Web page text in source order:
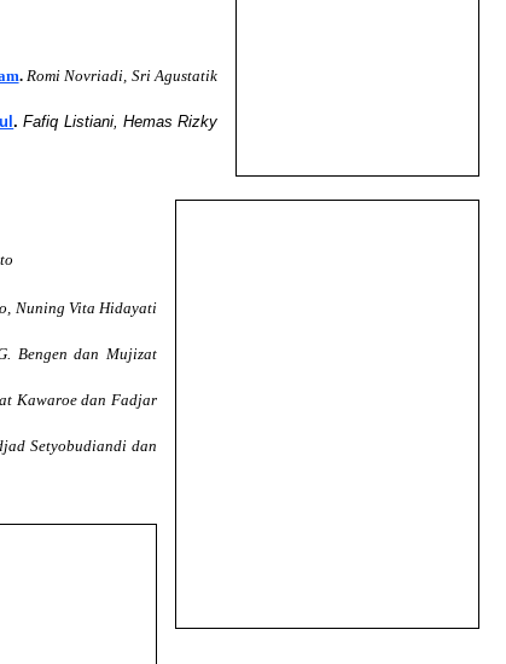
. Romi Novriadi, Sri Agustatik
. Fafiq Listiani, Hemas Rizky
Nuning Vita Hidayati
Bengen dan Mujizat
Kawaroe dan Fadjar
Setyobudiandi dan